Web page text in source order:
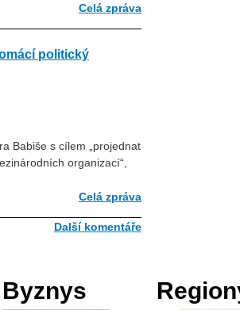
Celá zpráva
politický
Babiše s cílem „projednat
organizací“,
Celá zpráva
Další komentáře
Byznys